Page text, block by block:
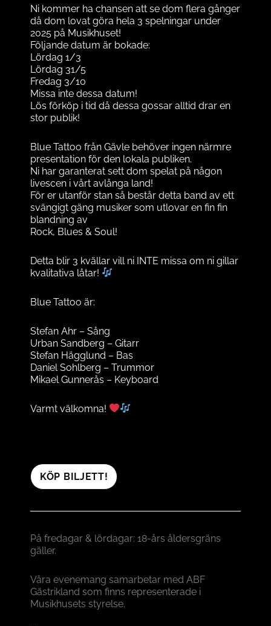
Ni kommer ha chansen att se dom flera gånger
då dom lovat göra hela 3 spelningar under
2025 på Musikhuset!
Följande datum är bokade:
Lördag 1/3
Lördag 31/5
Fredag 3/10
Missa inte dessa datum!
Lös förköp i tid då dessa gossar alltid drar en
stor publik!
Blue Tattoo från Gävle behöver ingen närmre
presentation för den lokala publiken.
Ni har garanterat sett dom spelat på någon
livescen i vårt avlånga land!
För er utanför stan så består detta band av ett
svängigt gäng musiker som utlovar en fin fin
blandning av
Rock, Blues & Soul!
Detta blir 3 kvällar vill ni INTE missa om ni gillar
kvalitativa låtar!
Blue Tattoo är:
Stefan Ahr – Sång
Urban Sandberg – Gitarr
Stefan Hägglund – Bas
Daniel Sohlberg – Trummor
Mikael Gunnerås – Keyboard
Varmt välkomna!
KÖP BILJETT!
På fredagar & lördagar: 18-års åldersgräns
gäller.
Våra evenemang samarbetar med ABF
Gästrikland som finns representerade i
Musikhusets styrelse.